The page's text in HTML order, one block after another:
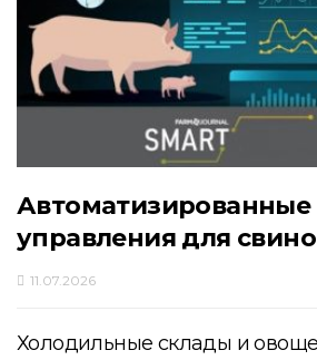
Автоматизированные
управления для
11.07.2026
Холодильные склады и